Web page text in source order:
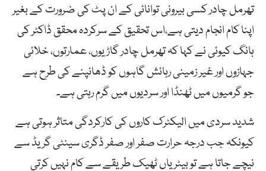
تھرمل چادر کسی بیرونی توانائی کے ان پٹ کی ضرورت کے بغیر
اپنا کام انجام دیتی ہے،اس تحقیق کے سرکردہ محقق ڈاکٹر کی
ہانگ کیوئی نے کہا کہ تھرمل چادر گاڑیوں، عمارتوں، خلائی
جہازوں اور غیر زمینی رہائش گاہوں کو ڈھانپنے کی طرح ہے
جو گرمیوں میں ٹھنڈا اور سردیوں میں گرم رہتی ہے۔
شدید سردی میں الیکٹرک کاروں کی کارکردگی متاثر ہوتی ہے
کیونکہ جب درجہ حرارت صفر اور صفر ڈگری سینٹی گریڈ سے
نیچے جاتا ہے تو بیٹریاں ٹھیک طریقے سے کام نہیں کرتی